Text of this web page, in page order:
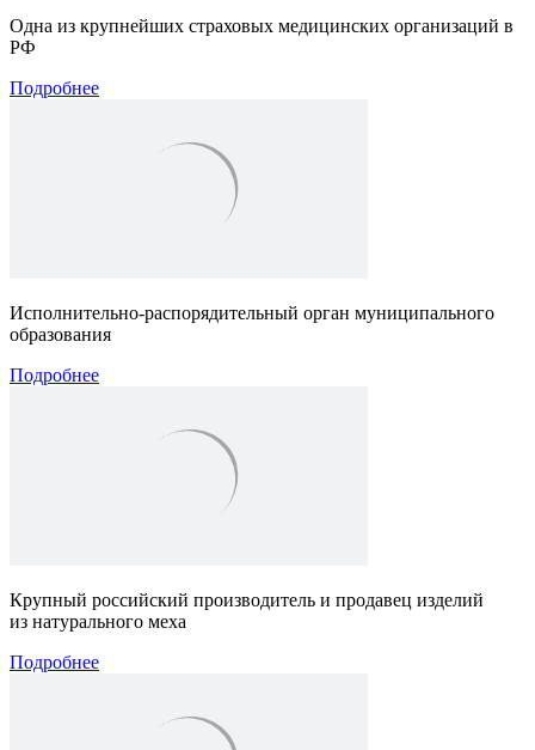
Одна из крупнейших страховых медицинских организаций в
РФ
Подробнее
Исполнительно-распорядительный орган муниципального
образования
Подробнее
Крупный российский производитель и продавец изделий
из натурального меха
Подробнее